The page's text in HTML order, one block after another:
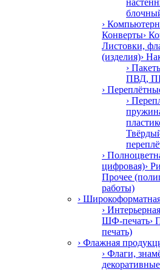
›
Конверты›
Листовки,
(изделия)›
›
ПВД,
›
›
›
цифровая)›
Прочее
работы)
›
›
ШФ-печать›
печать)
› Флажная
› Флаги,
декоративные